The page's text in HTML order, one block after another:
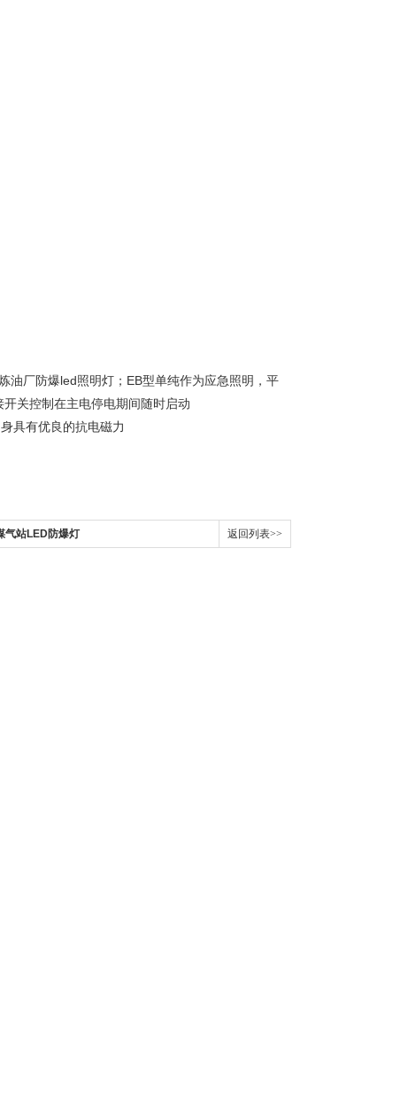
油厂防爆led照明灯；EB型单纯作为应急照明，平
关控制在主电停电期间随时启动
具有优良的抗电磁力
气站LED防爆灯 返回列表>>